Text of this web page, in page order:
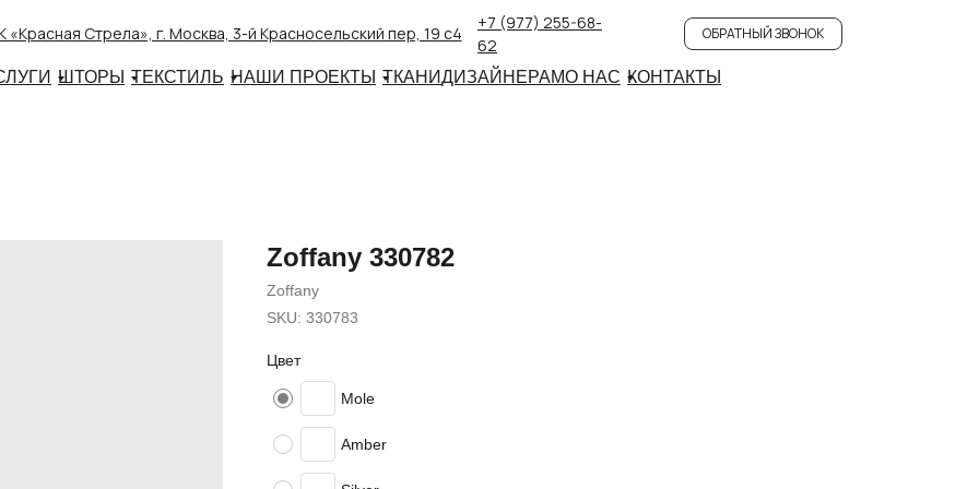
ШТОРЫ ТЕКСТИЛЬ НАШИ ПРОЕКТЫ ТКАНИДИЗАЙНЕРАМО НАС КОНТАКТЫ
+7 (977) 255-68-
62
ОБРАТНЫЙ ЗВОНОК
«Красная Стрела», г. Москва, 3-й Красносельский пер, 19 с4
Zoffany 330782
Zoffany
SKU: 330783
Цвет
Mole
Amber